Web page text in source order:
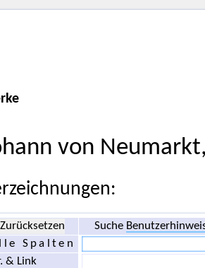
von
Zurücksetzen Suche
Spalten
& Link